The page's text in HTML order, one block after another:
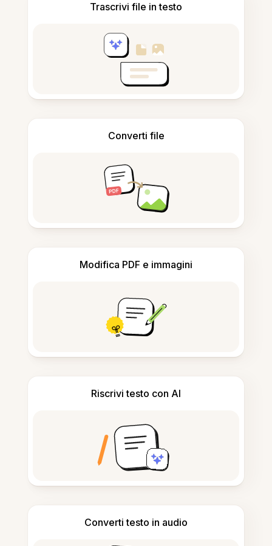
Trascrivi file in testo
Converti file
Modifica PDF e immagini
Riscrivi testo con AI
Converti testo in audio